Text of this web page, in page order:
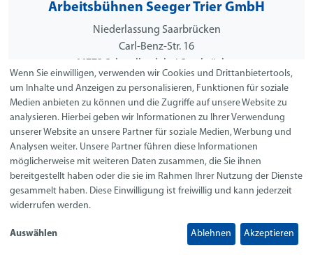
Arbeitsbühnen Seeger Trier GmbH
Niederlassung Saarbrücken
Carl-Benz-Str. 16
Telefon:
Telefax: +49 (0) 68 31 - 98 65 755
E-Mail:trier@seeger-arbeitsbuehnen.de
Arbeitsbühnen Seeger GmbH
Niederlassung Balingen
72336 Balingen-Weilstetten
+49 (0)74 33 - 99 93 676
Wenn Sie einwilligen, verwenden wir Cookies und Drittanbietertools,
um Inhalte und Anzeigen zu personalisieren, Funktionen für soziale
Medien anbieten zu können und die Zugriffe auf unsere Website zu
analysieren. Hierbei geben wir Informationen zu Ihrer Verwendung
unserer Website an unsere Partner für soziale Medien, Werbung und
Analysen weiter. Unsere Partner führen diese Informationen
möglicherweise mit weiteren Daten zusammen, die Sie ihnen
bereitgestellt haben oder die sie im Rahmen Ihrer Nutzung der Dienste
gesammelt haben. Diese Einwilligung ist freiwillig und kann jederzeit
widerrufen werden.
Auswählen Ablehnen Akzeptieren